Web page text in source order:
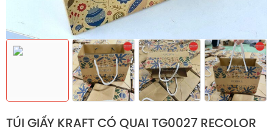
TÚI GIẤY KRAFT CÓ QUAI TG0027 RECOLOR